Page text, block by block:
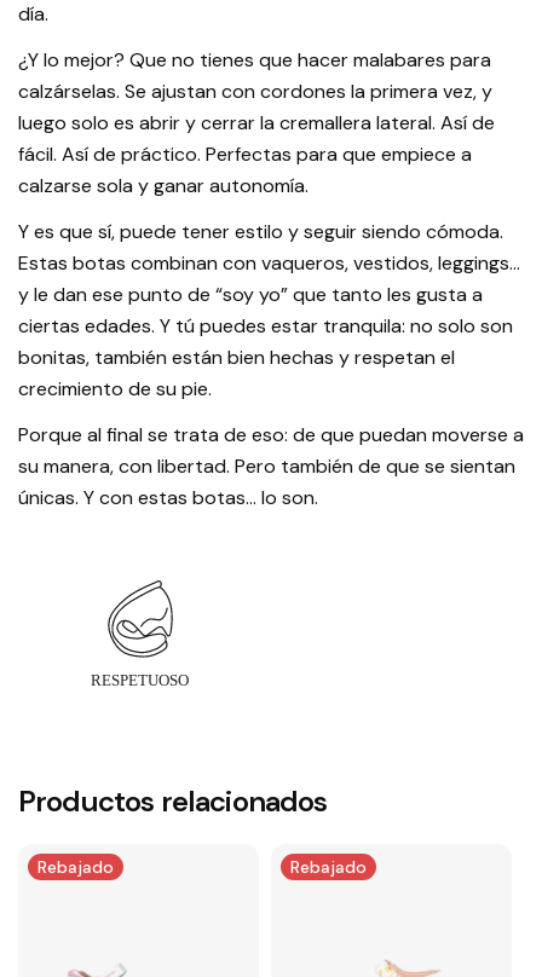
día.
¿Y lo mejor? Que no tienes que hacer malabares para
calzárselas. Se ajustan con cordones la primera vez, y
luego solo es abrir y cerrar la cremallera lateral. Así de
fácil. Así de práctico. Perfectas para que empiece a
calzarse sola y ganar autonomía.
Y es que sí, puede tener estilo y seguir siendo cómoda.
Estas botas combinan con vaqueros, vestidos, leggings…
y le dan ese punto de “soy yo” que tanto les gusta a
ciertas edades. Y tú puedes estar tranquila: no solo son
bonitas, también están bien hechas y respetan el
crecimiento de su pie.
Porque al final se trata de eso: de que puedan moverse a
su manera, con libertad. Pero también de que se sientan
únicas. Y con estas botas… lo son.
Productos relacionados
Rebajado Rebajado